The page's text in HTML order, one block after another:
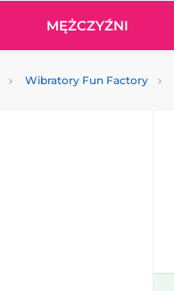
MĘŻCZYŹNI
Wibratory Fun Factory